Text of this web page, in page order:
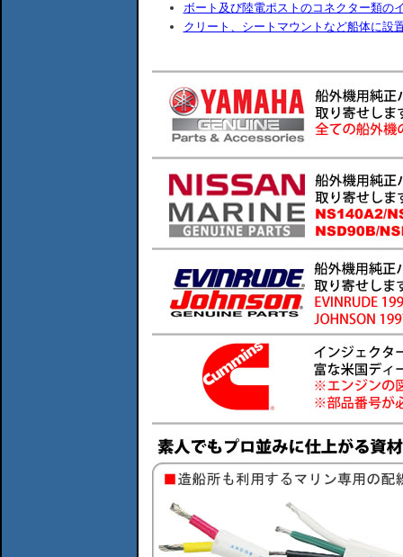
ボート及び陸電ポストのコネクター類の
クリート、シートマウントなど船体に設